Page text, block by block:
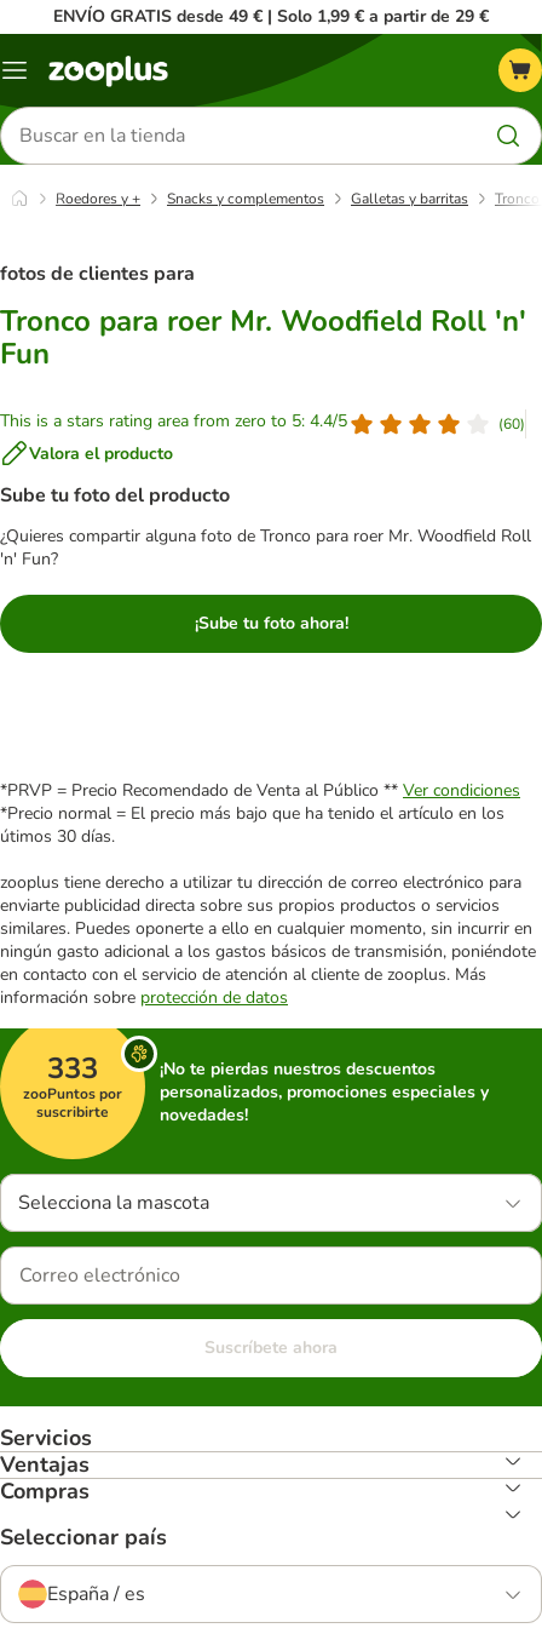
ENVÍO GRATIS desde 49 € | Solo 1,99 € a partir de 29 €
Menú
Buscar
productos
Roedores y + Snacks y complementos Galletas y barritas
fotos de clientes para
Tronco para roer Mr. Woodfield Roll 'n'
Fun
This is a stars rating area from zero to 5: 4.4/5 (60)
Valora el producto
Sube tu foto del producto
¿Quieres compartir alguna foto de Tronco para roer Mr. Woodfield Roll
'n' Fun?
¡Sube tu foto ahora!
*PRVP = Precio Recomendado de Venta al Público ** Ver condiciones
*Precio normal = El precio más bajo que ha tenido el artículo en los
útimos 30 días.
zooplus tiene derecho a utilizar tu dirección de correo electrónico para
enviarte publicidad directa sobre sus propios productos o servicios
similares. Puedes oponerte a ello en cualquier momento, sin incurrir en
ningún gasto adicional a los gastos básicos de transmisión, poniéndote
en contacto con el servicio de atención al cliente de zooplus. Más
información sobre protección de datos
333
zooPuntos por
suscribirte
¡No te pierdas nuestros descuentos
personalizados, promociones especiales y
novedades!
Selecciona la mascota
Suscríbete ahora
Servicios
Ventajas
Compras
Seleccionar país
España / es